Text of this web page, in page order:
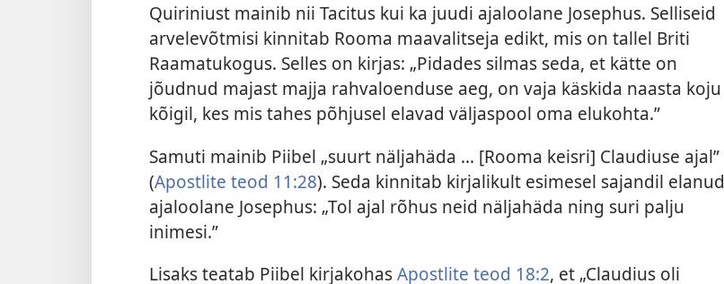
Quiriniust mainib nii Tacitus kui ka juudi ajaloolane Josephus. Selliseid
arvelevõtmisi kinnitab Rooma maavalitseja edikt, mis on tallel Briti
Raamatukogus. Selles on kirjas: „Pidades silmas seda, et kätte on
jõudnud majast majja rahvaloenduse aeg, on vaja käskida naasta koju
kõigil, kes mis tahes põhjusel elavad väljaspool oma elukohta.”
Samuti mainib Piibel „suurt näljahäda ... [Rooma keisri] Claudiuse ajal”
(Apostlite teod 11:28). Seda kinnitab kirjalikult esimesel sajandil elanud
ajaloolane Josephus: „Tol ajal rõhus neid näljahäda ning suri palju
inimesi.”
Lisaks teatab Piibel kirjakohasApostlite teod 18:2, et „Claudius oli